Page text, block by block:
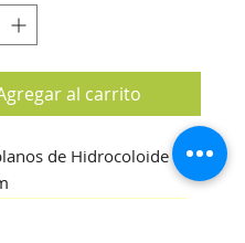
al carrito
de Hidrocoloide